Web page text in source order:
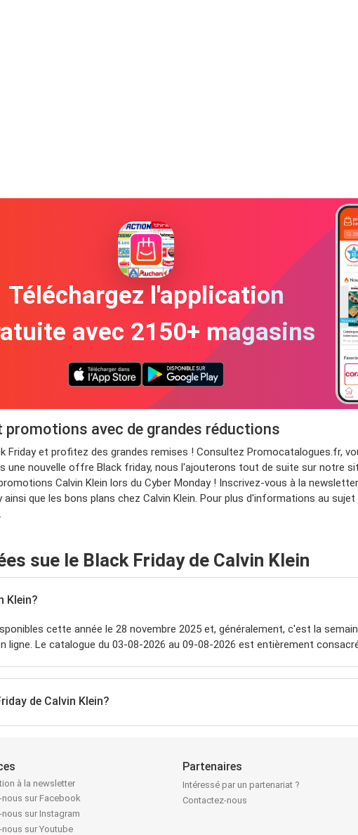
Téléchargez l'application
avec 2150+ magasins
promotions avec de grandes réductions
Friday et profitez des grandes remises ! Consultez Promocatalogues.fr,
une nouvelle offre Black friday, nous l'ajouterons tout de suite sur notre
Calvin Klein lors du Cyber Monday ! Inscrivez-vous à la
que les bons plans chez Calvin Klein. Pour plus d'informations au
.
sue le Black Friday de Calvin Klein
Klein?
cette année le 28 novembre 2025 et, généralement, c'est la
ligne. Le catalogue du 03-08-2026 au 09-08-2026 est entièrement
de Calvin Klein?
à la newsletter
nous sur Facebook
nous sur Instagram
nous sur Youtube
Partenaires
Intéressé par un partenariat ?
Contactez-nous